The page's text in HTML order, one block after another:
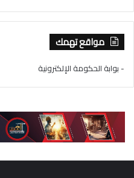
مواقع تهمك
- بوابة الحكومة الإلكترونية